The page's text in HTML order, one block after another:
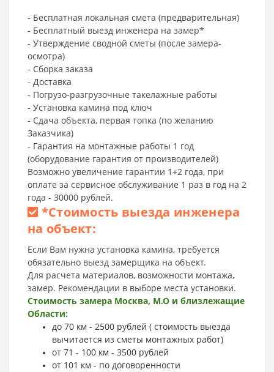
- Бесплатная локальная смета (предварительная)
- Бесплатный выезд инженера на замер*
- Утверждение сводной сметы (после замера-
осмотра)
- Сборка заказа
- Доставка
- Погрузо-разгрузочные такелажные работы
- Установка камина под ключ
- Сдача объекта, первая топка (по желанию
Заказчика)
- Гарантия на монтажные работы 1 год
(оборудование гарантия от производителей)
Возможно увеличение гарантии 1+2 года, при
оплате за сервисное обслуживание 1 раз в год на 2
года - 30000 рублей.
*Стоимость выезда инженера
на объект:
Если Вам нужна установка камина, требуется
обязательно выезд замерщика на объект.
Для расчета материалов, возможности монтажа,
замер. Рекомендации в выборе места установки.
Стоимость замера Москва, М.О и близлежащие
Области:
до 70 км - 2500 рублей ( стоимость выезда
вычитается из сметы монтажных работ)
от 71 - 100 км - 3500 рублей
от 101 км - по договоренности